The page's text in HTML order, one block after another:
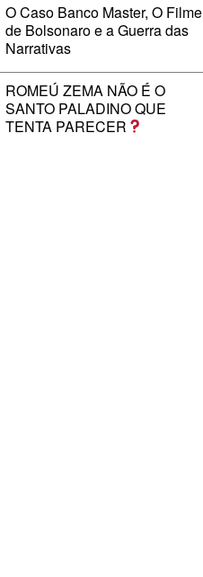
O Caso Banco Master, O Filme
de Bolsonaro e a Guerra das
Narrativas
ROMEÚ ZEMA NÃO É O
SANTO PALADINO QUE
TENTA PARECER